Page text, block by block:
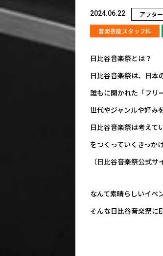
2024.06.22 アフタ
音楽芸能スタッフ科
日比谷音楽祭とは？
日比谷音楽祭は、日本
誰もに開かれた「フリ
世代やジャンルや好み
日比谷音楽祭は考えて
をつくっていくきっか
（日比谷音楽祭公式サ
なんて素晴らしいイベ
そんな日比谷音楽祭に